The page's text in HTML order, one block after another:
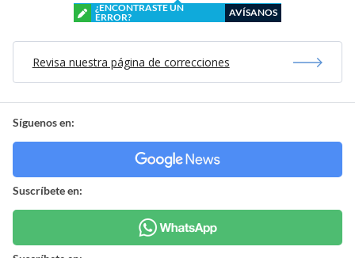
¿ENCONTRASTE UN
ERROR?
AVÍSANOS
Revisa nuestra página de correcciones
Síguenos en:
Suscríbete en: